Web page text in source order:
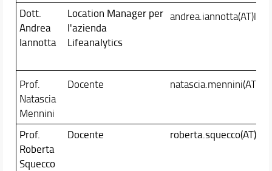
Dott.
Andrea
Iannotta
Location Manager per
l'azienda
Lifeanalytics
Prof.
Natascia
Mennini
Docente
Prof.
Roberta
Squecco
Docente